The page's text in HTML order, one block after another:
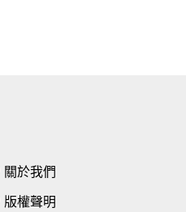
關於我們
版權聲明